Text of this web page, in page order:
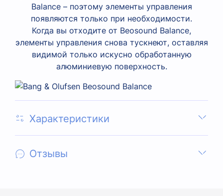
Balance – поэтому элементы управления
появляются только при необходимости.
Когда вы отходите от Beosound Balance,
элементы управления снова тускнеют, оставляя
видимой только искусно обработанную
алюминиевую поверхность.
Характеристики
Отзывы